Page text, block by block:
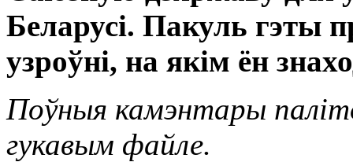
Беларусі. Пакуль гэты
узроўні, на якім ён
Поўныя камэнтары
гукавым файле.